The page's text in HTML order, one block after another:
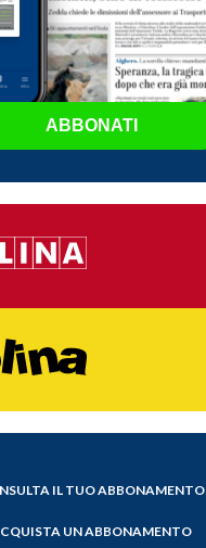
ABBONATI
IL TUO ABBONAMENTO
UN ABBONAMENTO